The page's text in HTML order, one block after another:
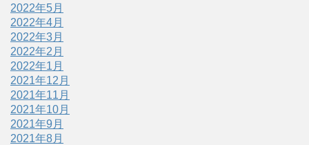
2022年5月
2022年4月
2022年3月
2022年2月
2022年1月
2021年12月
2021年11月
2021年10月
2021年9月
2021年8月